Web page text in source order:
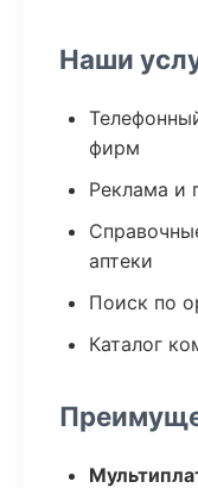
Наши
фирм
Реклама и
аптеки
Поиск по
Каталог